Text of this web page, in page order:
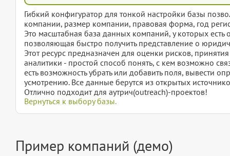
Гибкий конфигуратор для тонкой настройки базы
компании, размер компании, правовая форма, год
Это масштабная база данных компаний, у которых есть
позволяющая быстро получить представление о
Этот ресурс предназначен для оценки рисков,
аналитики - простой способ понять, с кем возможно
есть возможность убрать или добавить поля, вывести
усмотрению. Все данные берутся из открытых
Отлично подходит для аутрич(outreach)-проектов!
Вернуться к выбору базы.
Пример компаний (демо)